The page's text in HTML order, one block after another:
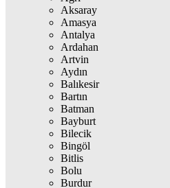
Aksaray
Amasya
Antalya
Ardahan
Artvin
Aydın
Balıkesir
Bartın
Batman
Bayburt
Bilecik
Bingöl
Bitlis
Bolu
Burdur